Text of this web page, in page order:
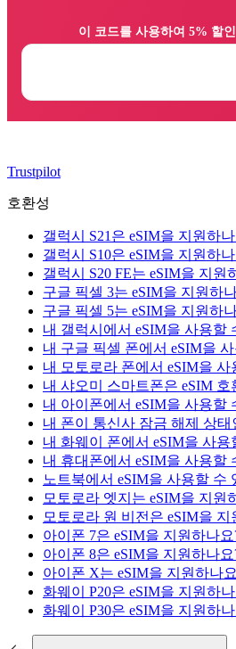
Trustpilot
호환성
갤럭시 S21은 eSIM을 지원하
갤럭시 S10은 eSIM을 지원하
갤럭시 S20 FE는 eSIM을 지원
구글 픽셀 3는 eSIM을 지원하
구글 픽셀 5는 eSIM을 지원하
내 갤럭시에서 eSIM을 사용할
내 구글 픽셀 폰에서 eSIM을
내 모토로라 폰에서 eSIM을 사
내 샤오미 스마트폰은 eSIM 호
내 아이폰에서 eSIM을 사용할
내 폰이 통신사 잠금 해제 상
내 화웨이 폰에서 eSIM을 사용
내 휴대폰에서 eSIM을 사용할
노트북에서 eSIM을 사용할 수
모토로라 엣지는 eSIM을 지원
모토로라 원 비전은 eSIM을 지
아이폰 7은 eSIM을 지원하나요
아이폰 8은 eSIM을 지원하나요
아이폰 X는 eSIM을 지원하나
화웨이 P20은 eSIM을 지원하
화웨이 P30은 eSIM을 지원하